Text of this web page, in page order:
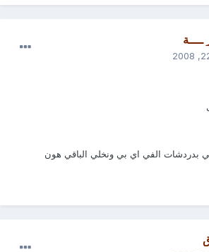
بدردشات الفي اي بي ونخلي الباقي هون